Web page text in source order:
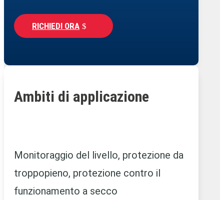
RICHIEDI ORA
Ambiti di applicazione
Monitoraggio del livello, protezione da
troppopieno, protezione contro il
funzionamento a secco